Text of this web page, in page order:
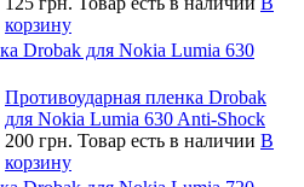
корзину
Drobak для Nokia Lumia 630
Противоударная пленка Drobak
для Nokia Lumia 630 Anti-Shock
200 грн. Товар есть в наличии В
корзину